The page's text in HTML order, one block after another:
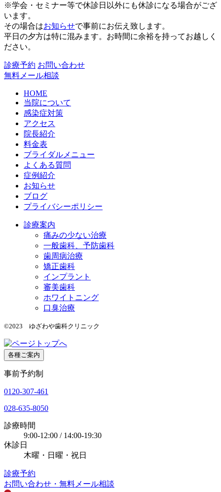
※学会・セミナー等で休診日以外にも休診になる場合がござ
います。
その場合はお知らせで事前にお伝え致します。
平日の夕方は特に混みます。お時間に余裕を持ってお越しく
ださい。
診療予約 お問い合わせ
無料メール相談
HOME
当院について
感染症対策
アクセス
院長紹介
料金表
ブライダルメニュー
よくある質問
症例紹介
お知らせ
ブログ
プライバシーポリシー
診療案内
痛みの少ない治療
一般歯科、予防歯科
歯周病治療
矯正歯科
インプラント
審美歯科
ホワイトニング
口臭治療
©2023 ゆざわや歯科クリニック
各種ご案内
事前予約制
0120-307-461
028-635-8050
診療時間
9:00-12:00 / 14:00-19:30
休診日
木曜・日曜・祝日
診療予約
お問い合わせ・無料メール相談